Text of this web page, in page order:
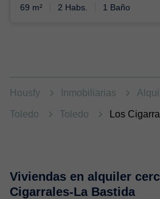
69 m² 2 Habs. 1 Baño
Housfy Inmobiliarias
Toledo Toledo Los
Viviendas en alquiler
Cigarrales-La Bastida